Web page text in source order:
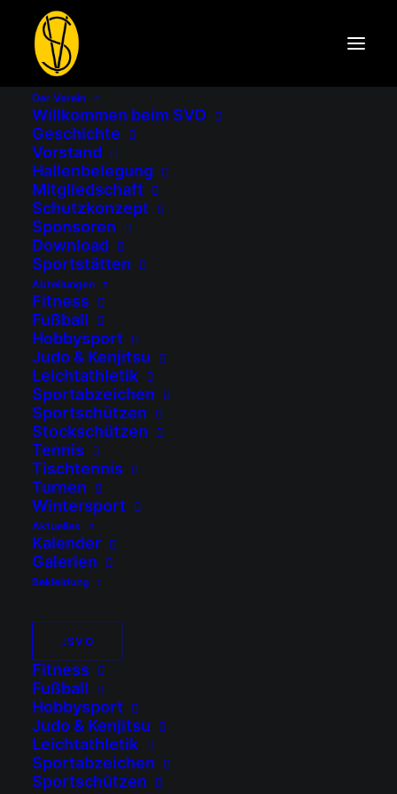
Der Verein
Willkommen beim SVO
Geschichte
Vorstand
Hallenbelegung
Mitgliedschaft
Schutzkonzept
Sponsoren
Download
Sportstätten
Abteilungen
Fitness
Fußball
Hobbysport
Judo & Kenjitsu
Leichtathletik
Sportabzeichen
Sportschützen
Stockschützen
Tennis
Tischtennis
Turnen
Wintersport
Aktuelles
Kalender
Galerien
Bekleidung
SVO
Fitness
Fußball
Hobbysport
Judo & Kenjitsu
Leichtathletik
Sportabzeichen
Sportschützen
AKTUELLES VOM SV
OSTERMÜNCHEN
Startseite
08.08.2026